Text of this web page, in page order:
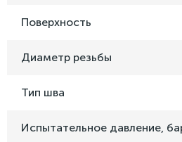
Поверхность
Диаметр резьбы
Тип шва
Испытательное давление,